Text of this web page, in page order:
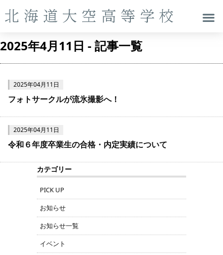
2025年4月11日 - 記事一覧
2025年04月11日
フォトサークルが流氷撮影へ！
2025年04月11日
令和６年度卒業生の合格・内定実績について
カテゴリー
PICK UP
お知らせ
お知らせ一覧
イベント